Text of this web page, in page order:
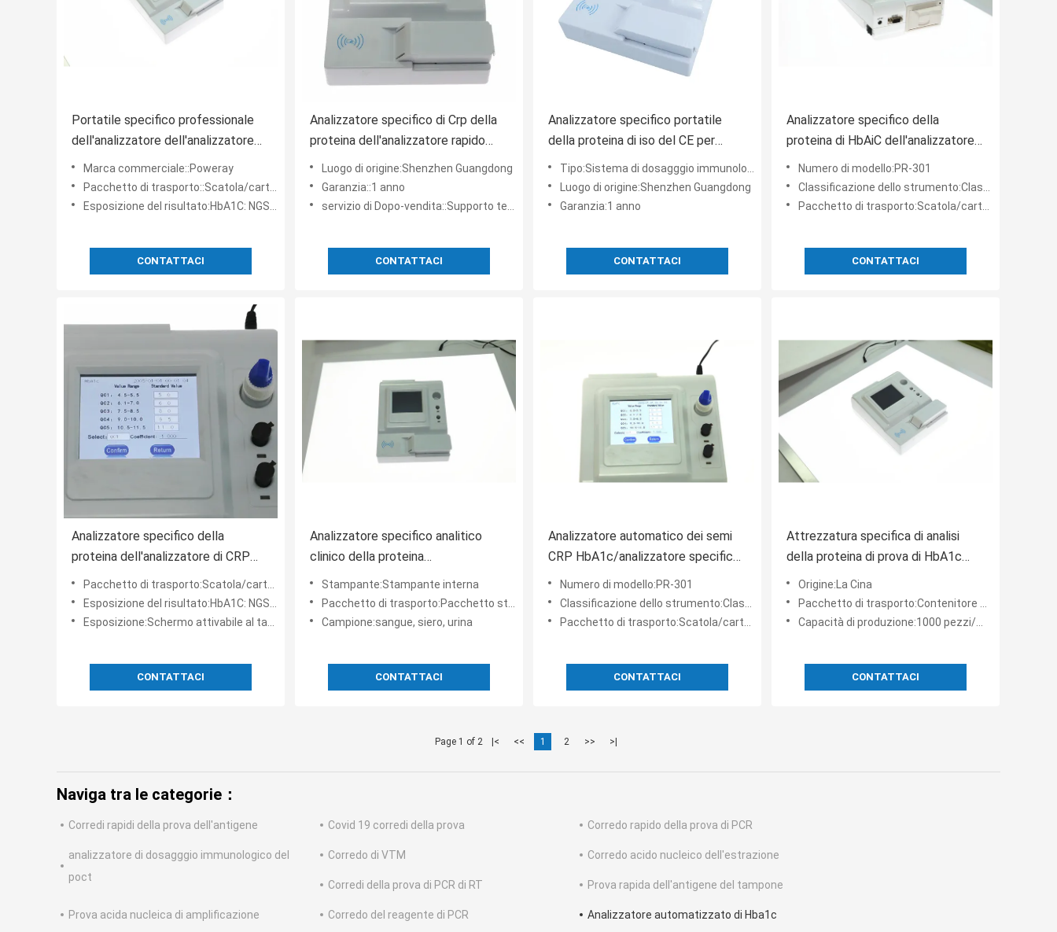
Portatile specifico professionale
dell'analizzatore dell'analizzatore
Hba1c della proteina 3-Channel
Marca commerciale::Poweray
Pacchetto di trasporto::Scatola/cartone
Esposizione del risultato:HbA1C: NGSP+IFCC/CRP: CRP+hsCRP
CONTATTACI
Analizzatore specifico di Crp della
proteina dell'analizzatore rapido
della prova del D-dimero di HbA1c
Luogo di origine:Shenzhen Guangdong
Garanzia::1 anno
servizio di Dopo-vendita::Supporto tecnico online
CONTATTACI
Analizzatore specifico portatile
della proteina di iso del CE per
Hba1c Crp
Tipo:Sistema di dosagggio immunologico, analizzatore di biochimica
Luogo di origine:Shenzhen Guangdong
Garanzia:1 anno
CONTATTACI
Analizzatore specifico della
proteina di HbAiC dell'analizzatore
della proteina del laboratorio di
prova di HbA1c CRP
Numero di modello:PR-301
Classificazione dello strumento:Classe II
Pacchetto di trasporto:Scatola/cartone
CONTATTACI
Analizzatore specifico della
proteina dell'analizzatore di CRP
Cys-C MALB HbA1c
Pacchetto di trasporto:Scatola/cartone
Esposizione del risultato:HbA1C: NGSP+IFCC/CRP: CRP+hsCRP
Esposizione:Schermo attivabile al tatto colorato di HD
CONTATTACI
Analizzatore specifico analitico
clinico della proteina
dell'analizzatore CRP degli
strumenti HbA1c
Stampante:Stampante interna
Pacchetto di trasporto:Pacchetto standard dell'esportazione
Campione:sangue, siero, urina
CONTATTACI
Analizzatore automatico dei semi
CRP HbA1c/analizzatore specifico
della proteina con il tocco LCD
Numero di modello:PR-301
Classificazione dello strumento:Classe II
Pacchetto di trasporto:Scatola/cartone
CONTATTACI
Attrezzatura specifica di analisi
della proteina di prova di HbA1c
CRP con la stampante termica
Origine:La Cina
Pacchetto di trasporto:Contenitore di cartone
Capacità di produzione:1000 pezzi/mese
CONTATTACI
Page 1 of 2 |< << 1 2 >> >|
Naviga tra le categorie：
Corredi rapidi della prova dell'antigene Covid 19 corredi della prova Corredo rapido della prova di PCR
analizzatore di dosagggio immunologico del
poct
Corredo di VTM Corredo acido nucleico dell'estrazione
Corredi della prova di PCR di RT Prova rapida dell'antigene del tampone
Prova acida nucleica di amplificazione Corredo del reagente di PCR Analizzatore automatizzato di Hba1c